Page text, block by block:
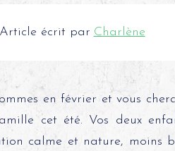
Article écrit par Charlène
en février et vous
cet été. Vos deux
calme et nature, moins